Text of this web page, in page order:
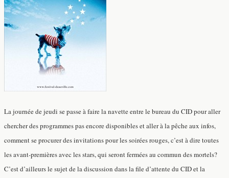
La journée de jeudi se passe à faire la navette entre le bureau du CID pour aller
chercher des programmes pas encore disponibles et aller à la pêche aux infos,
comment se procurer des invitations pour les soirées rouges, c’est à dire toutes
les avant-premières avec les stars, qui seront fermées au commun des mortels?
C’est d’ailleurs le sujet de la discussion dans la file d’attente du CID et la